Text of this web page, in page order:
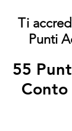
Ti
Punti
55